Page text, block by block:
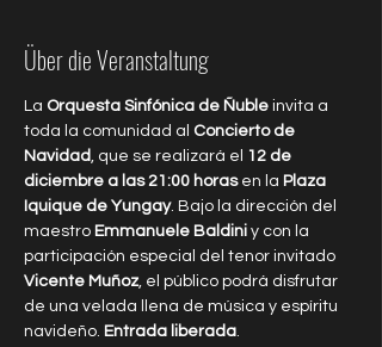
Über die Veranstaltung
La Orquesta Sinfónica de Ñuble invita a
toda la comunidad al Concierto de
Navidad, que se realizará el
12 de
diciembre a las 21:00 horas en la Plaza
Iquique de Yungay. Bajo la dirección del
maestro Emmanuele Baldini y con la
participación especial del tenor invitado
Vicente Muñoz, el público podrá disfrutar
de una velada llena de música y espíritu
navideño. Entrada liberada.